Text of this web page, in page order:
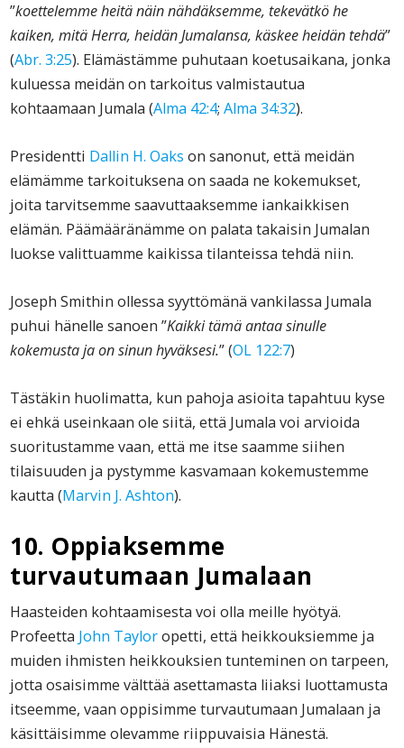
”koettelemme heitä näin nähdäksemme, tekevätkö he
kaiken, mitä Herra, heidän Jumalansa, käskee heidän tehdä”
(Abr. 3:25). Elämästämme puhutaan koetusaikana, jonka
kuluessa meidän on tarkoitus valmistautua
kohtaamaan Jumala (Alma 42:4;Alma 34:32).
Presidentti Dallin H. Oaks on sanonut, että meidän
elämämme tarkoituksena on saada ne kokemukset,
joita tarvitsemme saavuttaaksemme iankaikkisen
elämän. Päämääränämme on palata takaisin Jumalan
luokse valittuamme kaikissa tilanteissa tehdä niin.
Joseph Smithin ollessa syyttömänä vankilassa Jumala
puhui hänelle sanoen ”Kaikki tämä antaa sinulle
kokemusta ja on sinun hyväksesi.” (OL 122:7)
Tästäkin huolimatta, kun pahoja asioita tapahtuu kyse
ei ehkä useinkaan ole siitä, että Jumala voi arvioida
suoritustamme vaan, että me itse saamme siihen
tilaisuuden ja pystymme kasvamaan kokemustemme
kautta (Marvin J. Ashton).
10. Oppiaksemme
turvautumaan Jumalaan
Haasteiden kohtaamisesta voi olla meille hyötyä.
Profeetta John Tayloropetti, että heikkouksiemme ja
muiden ihmisten heikkouksien tunteminen on tarpeen,
jotta osaisimme välttää asettamasta liiaksi luottamusta
itseemme, vaan oppisimme turvautumaan Jumalaan ja
käsittäisimme olevamme riippuvaisia Hänestä.